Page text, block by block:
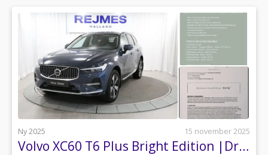
Ny 2025 15 november 2025
Volvo XC60 T6 Plus Bright Edition |Drag |360° |Läder |Elstol